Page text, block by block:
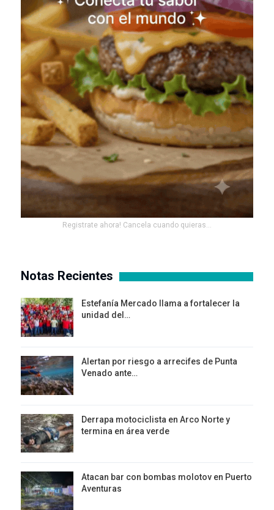
Registrate ahora! Cancela cuando quieras...
Notas Recientes
Estefanía Mercado llama a fortalecer la
unidad del…
Alertan por riesgo a arrecifes de Punta
Venado ante…
Derrapa motociclista en Arco Norte y
termina en área verde
Atacan bar con bombas molotov en Puerto
Aventuras